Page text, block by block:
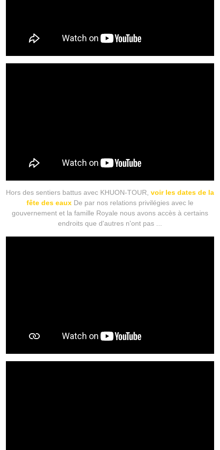
Hors des sentiers battus avec KHUON-TOUR, voir les dates de la
fête des eaux De par nos relations privilégies avec le
gouvernement et la famille Royale nous avons accès à certains
endroits que d'autres n'ont pas ...